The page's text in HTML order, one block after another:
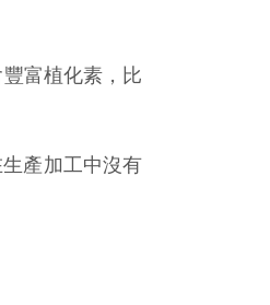
富植化素，比
產加工中沒有